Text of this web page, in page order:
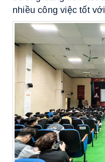
nhiều công việc tốt